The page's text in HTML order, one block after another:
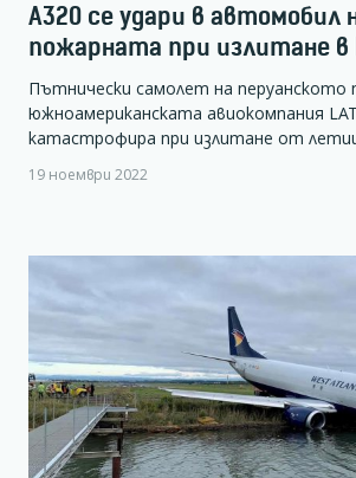
A320 се удари в автомобил
пожарната при излитане в
Пътнически самолет на перуанското
южноамериканската авиокомпания
катастрофира при излитане от
19 ноември 2022